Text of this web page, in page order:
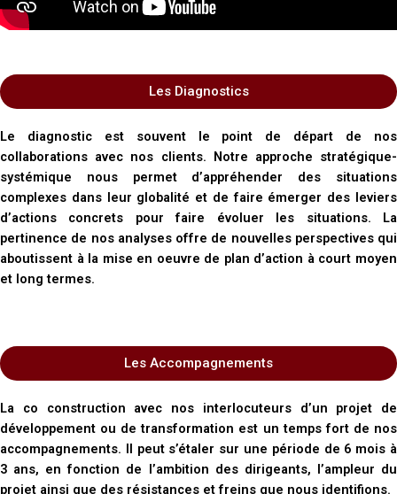
Les Diagnostics
Le diagnostic est souvent le point de départ de nos
collaborations avec nos clients. Notre approche stratégique-
systémique nous permet d’appréhender des situations
complexes dans leur globalité et de faire émerger des leviers
d’actions concrets pour faire évoluer les situations. La
pertinence de nos analyses offre de nouvelles perspectives qui
aboutissent à la mise en oeuvre de plan d’action à court moyen
et long termes.
Les Accompagnements
La co construction avec nos interlocuteurs d’un projet de
développement ou de transformation est un temps fort de nos
accompagnements. Il peut s’étaler sur une période de 6 mois à
3 ans, en fonction de l’ambition des dirigeants, l’ampleur du
projet ainsi que des résistances et freins que nous identifions.